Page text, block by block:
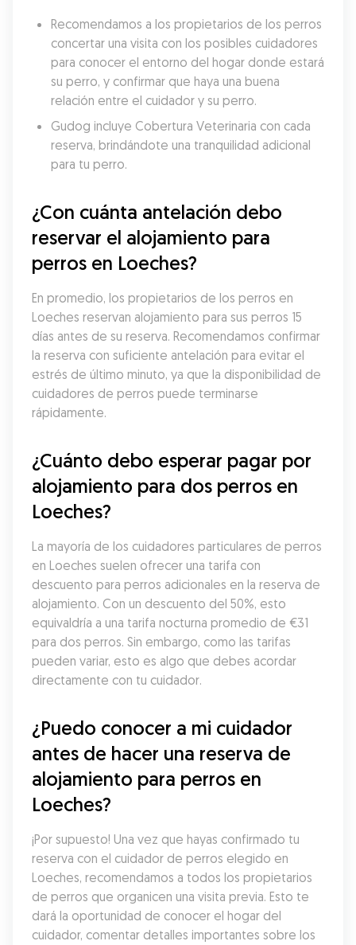
Recomendamos a los propietarios de los perros
concertar una visita con los posibles cuidadores
para conocer el entorno del hogar donde estará
su perro, y confirmar que haya una buena
relación entre el cuidador y su perro.
Gudog incluye Cobertura Veterinaria con cada
reserva, brindándote una tranquilidad adicional
para tu perro.
¿Con cuánta antelación debo
reservar el alojamiento para
perros en Loeches?
En promedio, los propietarios de los perros en
Loeches reservan alojamiento para sus perros 15
días antes de su reserva. Recomendamos confirmar
la reserva con suficiente antelación para evitar el
estrés de último minuto, ya que la disponibilidad de
cuidadores de perros puede terminarse
rápidamente.
¿Cuánto debo esperar pagar por
alojamiento para dos perros en
Loeches?
La mayoría de los cuidadores particulares de perros
en Loeches suelen ofrecer una tarifa con
descuento para perros adicionales en la reserva de
alojamiento. Con un descuento del 50%, esto
equivaldría a una tarifa nocturna promedio de €31
para dos perros. Sin embargo, como las tarifas
pueden variar, esto es algo que debes acordar
directamente con tu cuidador.
¿Puedo conocer a mi cuidador
antes de hacer una reserva de
alojamiento para perros en
Loeches?
¡Por supuesto! Una vez que hayas confirmado tu
reserva con el cuidador de perros elegido en
Loeches, recomendamos a todos los propietarios
de perros que organicen una visita previa. Esto te
dará la oportunidad de conocer el hogar del
cuidador, comentar detalles importantes sobre los